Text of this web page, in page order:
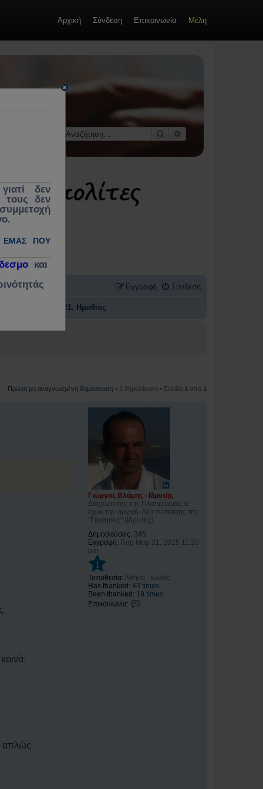
Αρχική Σύνδεση Επικοινωνία Μέλη
Αναζήτηση
&
Σύνδεση
Εγγραφή
" ανά Νομό 21. Ημαθίας
Πρώτη μη αναγνωσμένη δημοσίευση • 1 δημοσίευση • Σελίδα 1 από 1
Γιώργος Βλάμης - Ιδρυτής
Διαχειριστής της Πλατφόρμας &
έχων την αρχική ιδέα σύστασης της
"Γέννησης" (Ιδρυτής)
Δημοσιεύσεις: 345
Εγγραφή: Παρ Μαρ 21, 2025 11:20
pm
1
Τοποθεσία: Αθήνα - Ελλάς
Has thanked: 43 times
Been thanked: 19 times
Επικοινωνία:
απλώς
δεν
τους δεν
ΕΜΆΣ ΠΟΥ
και